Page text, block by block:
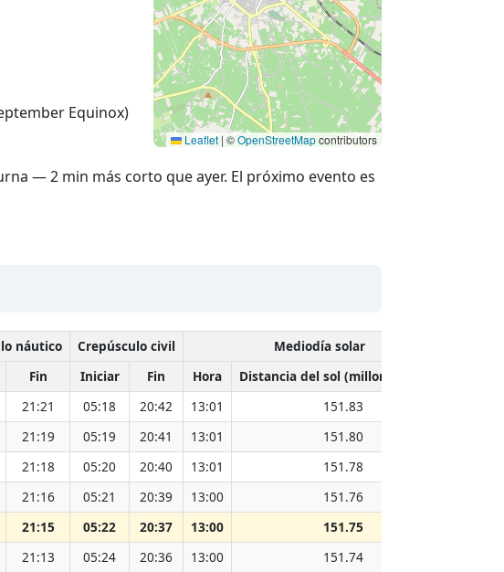
Equinox)
Leaflet | ©OpenStreetMapcontributors
— 2 min más corto que ayer. El próximo evento es
náutico Crepúsculo civil
Mediodía solar
Fin Iniciar Fin Hora
Distancia del sol (millones de km)
21:21 05:18 20:42 13:01
151.83
21:19 05:19 20:41 13:01
151.80
21:18 05:20 20:40 13:01
151.78
21:16 05:21 20:39 13:00
151.76
21:15 05:22 20:37 13:00
151.75
21:13 05:24 20:36 13:00
151.74